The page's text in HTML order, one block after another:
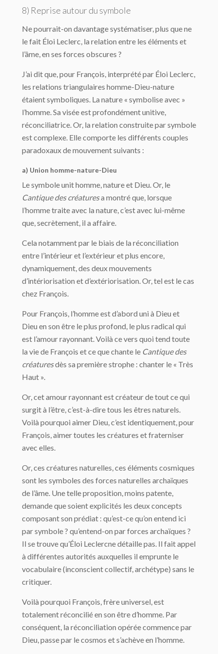
8) Reprise autour du symbole
Ne pourrait-on davantage systématiser, plus que ne
le fait Éloi Leclerc, la relation entre les éléments et
l’âme, en ses forces obscures ?
J’ai dit que, pour François, interprété par Éloi Leclerc,
les relations triangulaires homme-Dieu-nature
étaient symboliques. La nature « symbolise avec »
l’homme. Sa visée est profondément unitive,
réconciliatrice. Or, la relation construite par symbole
est complexe. Elle comporte les différents couples
paradoxaux de mouvement suivants :
a) Union homme-nature-Dieu
Le symbole unit homme, nature et Dieu. Or, le
Cantique des créaturesa montré que, lorsque
l’homme traite avec la nature, c’est avec lui-même
que, secrètement, il a affaire.
Cela notamment par le biais de la réconciliation
entre l’intérieur et l’extérieur et plus encore,
dynamiquement, des deux mouvements
d’intériorisation et d’extériorisation. Or, tel est le cas
chez François.
Pour François, l’homme est d’abord uni à Dieu et
Dieu en son être le plus profond, le plus radical qui
est l’amour rayonnant. Voilà ce vers quoi tend toute
la vie de François et ce que chante le Cantique des
créaturesdès sa première strophe : chanter le « Très
Haut ».
Or, cet amour rayonnant est créateur de tout ce qui
surgit à l’être, c’est-à-dire tous les êtres naturels.
Voilà pourquoi aimer Dieu, c’est identiquement, pour
François, aimer toutes les créatures et fraterniser
avec elles.
Or, ces créatures naturelles, ces éléments cosmiques
sont les symboles des forces naturelles archaïques
de l’âme. Une telle proposition, moins patente,
demande que soient explicités les deux concepts
composant son prédiat : qu’est-ce qu’on entend ici
par symbole ? qu’entend-on par forces archaïques ?
Il se trouve qu’Éloi Leclercne détaille pas. Il fait appel
à différentes autorités auxquelles il emprunte le
vocabulaire (inconscient collectif, archétype) sans le
critiquer.
Voilà pourquoi François, frère universel, est
totalement réconcilié en son être d’homme. Par
conséquent, la réconciliation opérée commence par
Dieu, passe par le cosmos et s’achève en l’homme.